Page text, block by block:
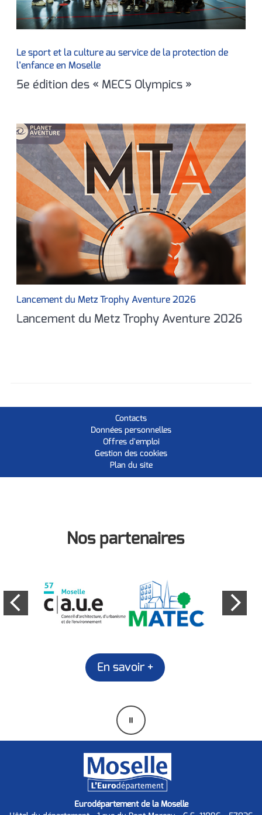
Le sport et la culture au service de la protection de
l’enfance en Moselle
5e édition des « MECS Olympics »
Lancement du Metz Trophy Aventure 2026
Lancement du Metz Trophy Aventure 2026
Contacts
Données personnelles
Offres d'emploi
Gestion des cookies
Plan du site
Nos partenaires
En savoir +
Mettre
en
Eurodépartement de la Moselle